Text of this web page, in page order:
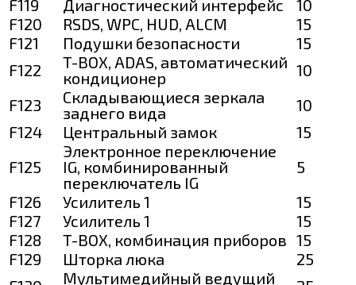
F119
Диагностический интерфейс
10
F120
RSDS, WPC, HUD, ALCM
15
F121
Подушки безопасности
15
F122
T-BOX, ADAS, автоматический
кондиционер
10
F123
Складывающиеся зеркала
заднего вида
10
F124
Центральный замок
15
F125
Электронное переключение
IG, комбинированный
переключатель IG
5
F126
Усилитель 1
15
F127
Усилитель 1
15
F128
T-BOX, комбинация приборов 15
F129
Шторка люка
25
Мультимедийный ведущий